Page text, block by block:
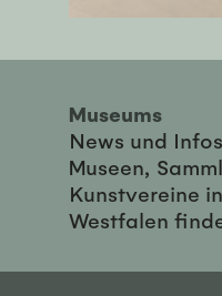
Museums
News und
Museen,
Kunstvereine
Westfalen